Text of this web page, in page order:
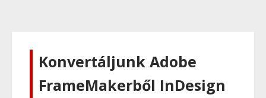
Konvertáljunk Adobe
FrameMakerből InDesign